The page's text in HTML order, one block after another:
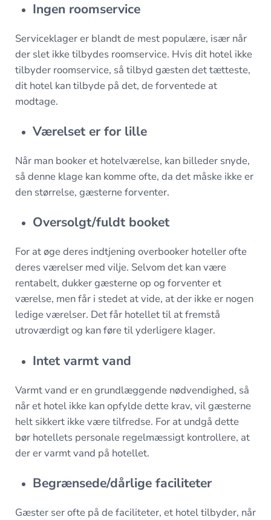
Ingen roomservice
Serviceklager er blandt de mest populære, især når
der slet ikke tilbydes roomservice. Hvis dit hotel ikke
tilbyder roomservice, så tilbyd gæsten det tætteste,
dit hotel kan tilbyde på det, de forventede at
modtage.
Værelset er for lille
Når man booker et hotelværelse, kan billeder snyde,
så denne klage kan komme ofte, da det måske ikke er
den størrelse, gæsterne forventer.
Oversolgt/fuldt booket
For at øge deres indtjening overbooker hoteller ofte
deres værelser med vilje. Selvom det kan være
rentabelt, dukker gæsterne op og forventer et
værelse, men får i stedet at vide, at der ikke er nogen
ledige værelser. Det får hotellet til at fremstå
utroværdigt og kan føre til yderligere klager.
Intet varmt vand
Varmt vand er en grundlæggende nødvendighed, så
når et hotel ikke kan opfylde dette krav, vil gæsterne
helt sikkert ikke være tilfredse. For at undgå dette
bør hotellets personale regelmæssigt kontrollere, at
der er varmt vand på hotellet.
Begrænsede/dårlige faciliteter
Gæster ser ofte på de faciliteter, et hotel tilbyder, når